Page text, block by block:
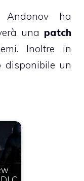
ha
una patch
Inoltre in
disponibile un